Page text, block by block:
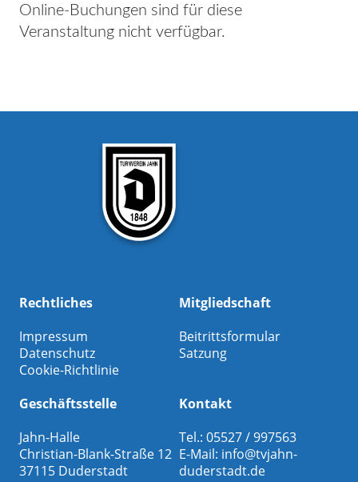
Online-Buchungen sind für diese
Veranstaltung nicht verfügbar.
Rechtliches
Impressum
Datenschutz
Cookie-Richtlinie
Mitgliedschaft
Beitrittsformular
Satzung
Geschäftsstelle
Jahn-Halle
Christian-Blank-Straße 12
37115 Duderstadt
Kontakt
Tel.: 05527 / 997563
E-Mail: info@tvjahn-
duderstadt.de